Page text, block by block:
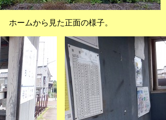
ホームから見た正面の様子。